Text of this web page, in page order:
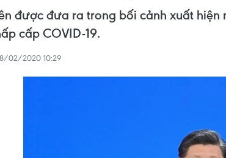
được đưa ra trong bối cảnh xuất
cấp COVID-19.
02/2020 10:29